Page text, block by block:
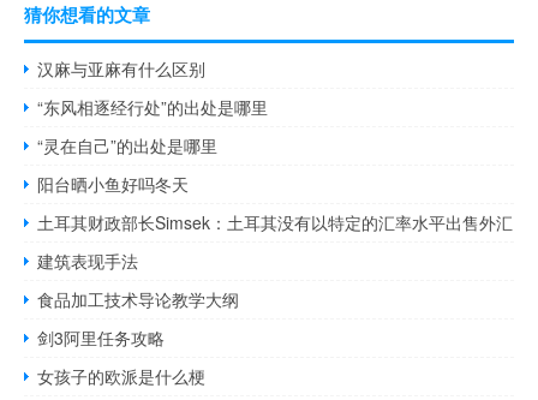
猜你想看的文章
汉麻与亚麻有什么区别
“东风相逐经行处”的出处是哪里
“灵在自己”的出处是哪里
阳台晒小鱼好吗冬天
土耳其财政部长Simsek：土耳其没有以特定的汇率水平出售外汇
建筑表现手法
食品加工技术导论教学大纲
剑3阿里任务攻略
女孩子的欧派是什么梗